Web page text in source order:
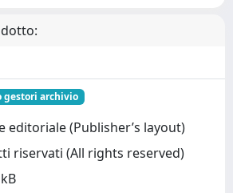
gestori archivio
editoriale (Publisher’s layout)
riservati (All rights reserved)